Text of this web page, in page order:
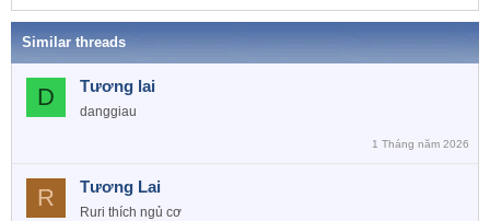
s
Similar threads
D Tương lai
danggiau
1 Tháng năm 2026
R Tương Lai
Ruri thích ngủ cơ